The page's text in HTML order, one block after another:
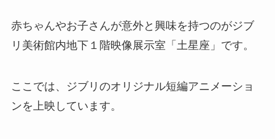
赤ちゃんやお子さんが意外と興味を持つのがジブ
リ美術館内地下１階映像展示室「土星座」です。
ここでは、ジブリのオリジナル短編アニメーショ
ンを上映しています。